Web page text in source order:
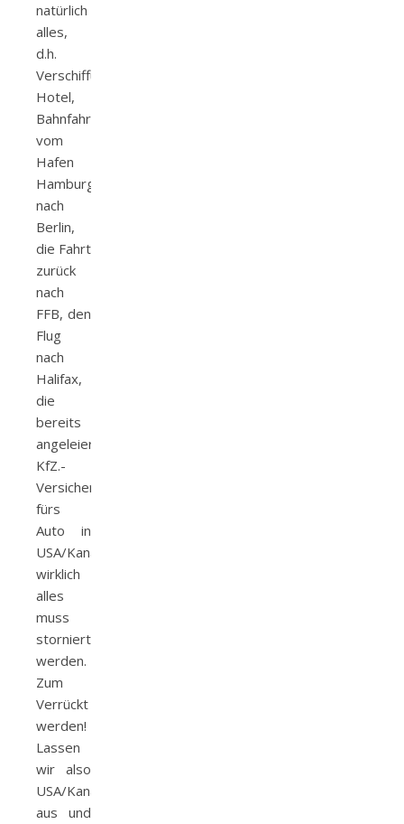
natürlich
alles,
d.h.
Verschiffung,
Hotel,
Bahnfahrt
vom
Hafen
Hamburg
nach
Berlin,
die Fahrt
zurück
nach
FFB, den
Flug
nach
Halifax,
die
bereits
angeleierte
KfZ.-
Versicherung
fürs
Auto in
USA/Kanada,
wirklich
alles
muss
storniert
werden.
Zum
Verrückt
werden!
Lassen
wir also
USA/Kanada
aus und